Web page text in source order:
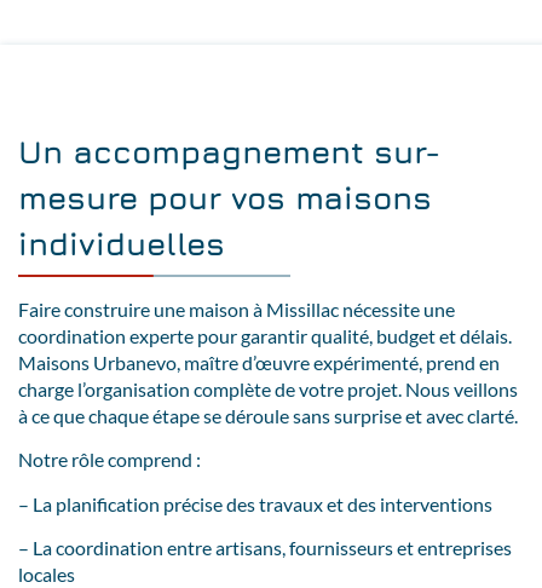
Un accompagnement sur-
mesure pour vos maisons
individuelles
Faire construire une maison à Missillac nécessite une
coordination experte pour garantir qualité, budget et délais.
Maisons Urbanevo, maître d’œuvre expérimenté, prend en
charge l’organisation complète de votre projet. Nous veillons
à ce que chaque étape se déroule sans surprise et avec clarté.
Notre rôle comprend :
– La planification précise des travaux et des interventions
– La coordination entre artisans, fournisseurs et entreprises
locales